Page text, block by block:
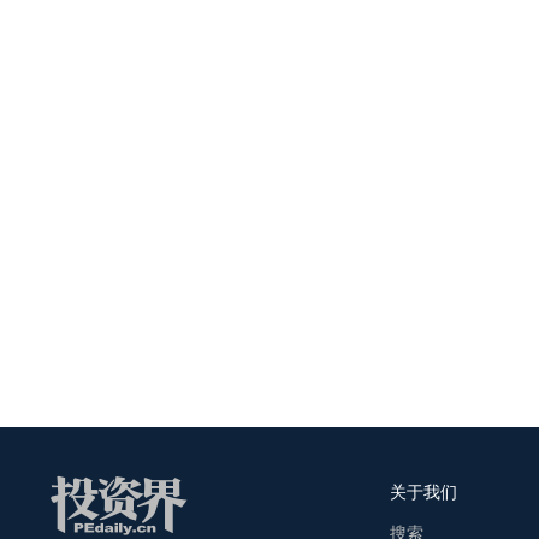
关于我们
搜索